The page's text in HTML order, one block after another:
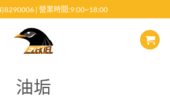
| 營業時間:9:00~18:00
油垢